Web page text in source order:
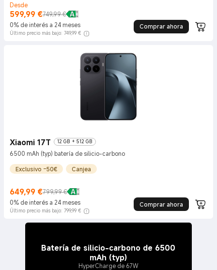
Desde
599,99 €
Current Price €599.99
749,99 €
Precio de mercado 749,99 €
0% de interés a 24 meses
Último precio más bajo: 749,99 €
Comprar ahora
Xiaomi 17T 12 GB + 512 GB
6500 mAh (typ) batería de silicio-carbono
Exclusivo -50€
Canjea
649,99 €
Current Price €649.99
799,99 €
Precio de mercado 799,99 €
0% de interés a 24 meses
Último precio más bajo: 799,99 €
Comprar ahora
Batería de silicio-carbono de 6500
mAh (typ)
HyperCharge de 67W